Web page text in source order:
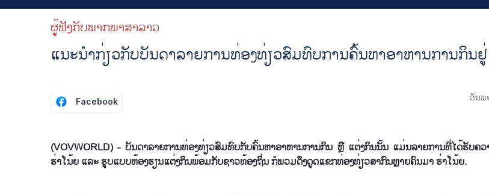
menu phụ tiếng Lào
ຜູ້​ຟັງ​ກັບ​ພາກ​ພາ​ສາ​ລາວ
ແນະ​ນຳ​ກ່ຽວ​ກັບ​ບັນ​ດາ​ລາຍ​ການ​ທ່ອງ​ທ່ຽວ​ສົມ​ທົບ​ການ​ຄົ້ນ​ຫາ​ອາ​ຫານ​ການ​ກິນ
Facebook ວັນພ
(VOVWORLD) - ບັນດາລາຍການທ່ອງທ່ຽວສົມທົບກັບຄົ້ນຫາອາຫານການກິນ ຫຼື ແຕ່ງກິນນັ້ນ ແມ່ນລາຍການທີ່ໄດ້ຮັບຄ
ຮ່າໂນ້ຍ ແລະ ຮູບແບບຫ້ອງຮຽນແຕ່ງກິນພ້ອມກັບຊາວທ້ອງຖິ່ນ ກໍພວມດຶງດູດແຂກທ່ອງທ່ຽວສາກົນຫຼາຍຄົນມາ ຮ່າໂນ້ຍ.